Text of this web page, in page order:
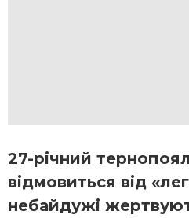
27-річний
відмовиться від
небайдужі